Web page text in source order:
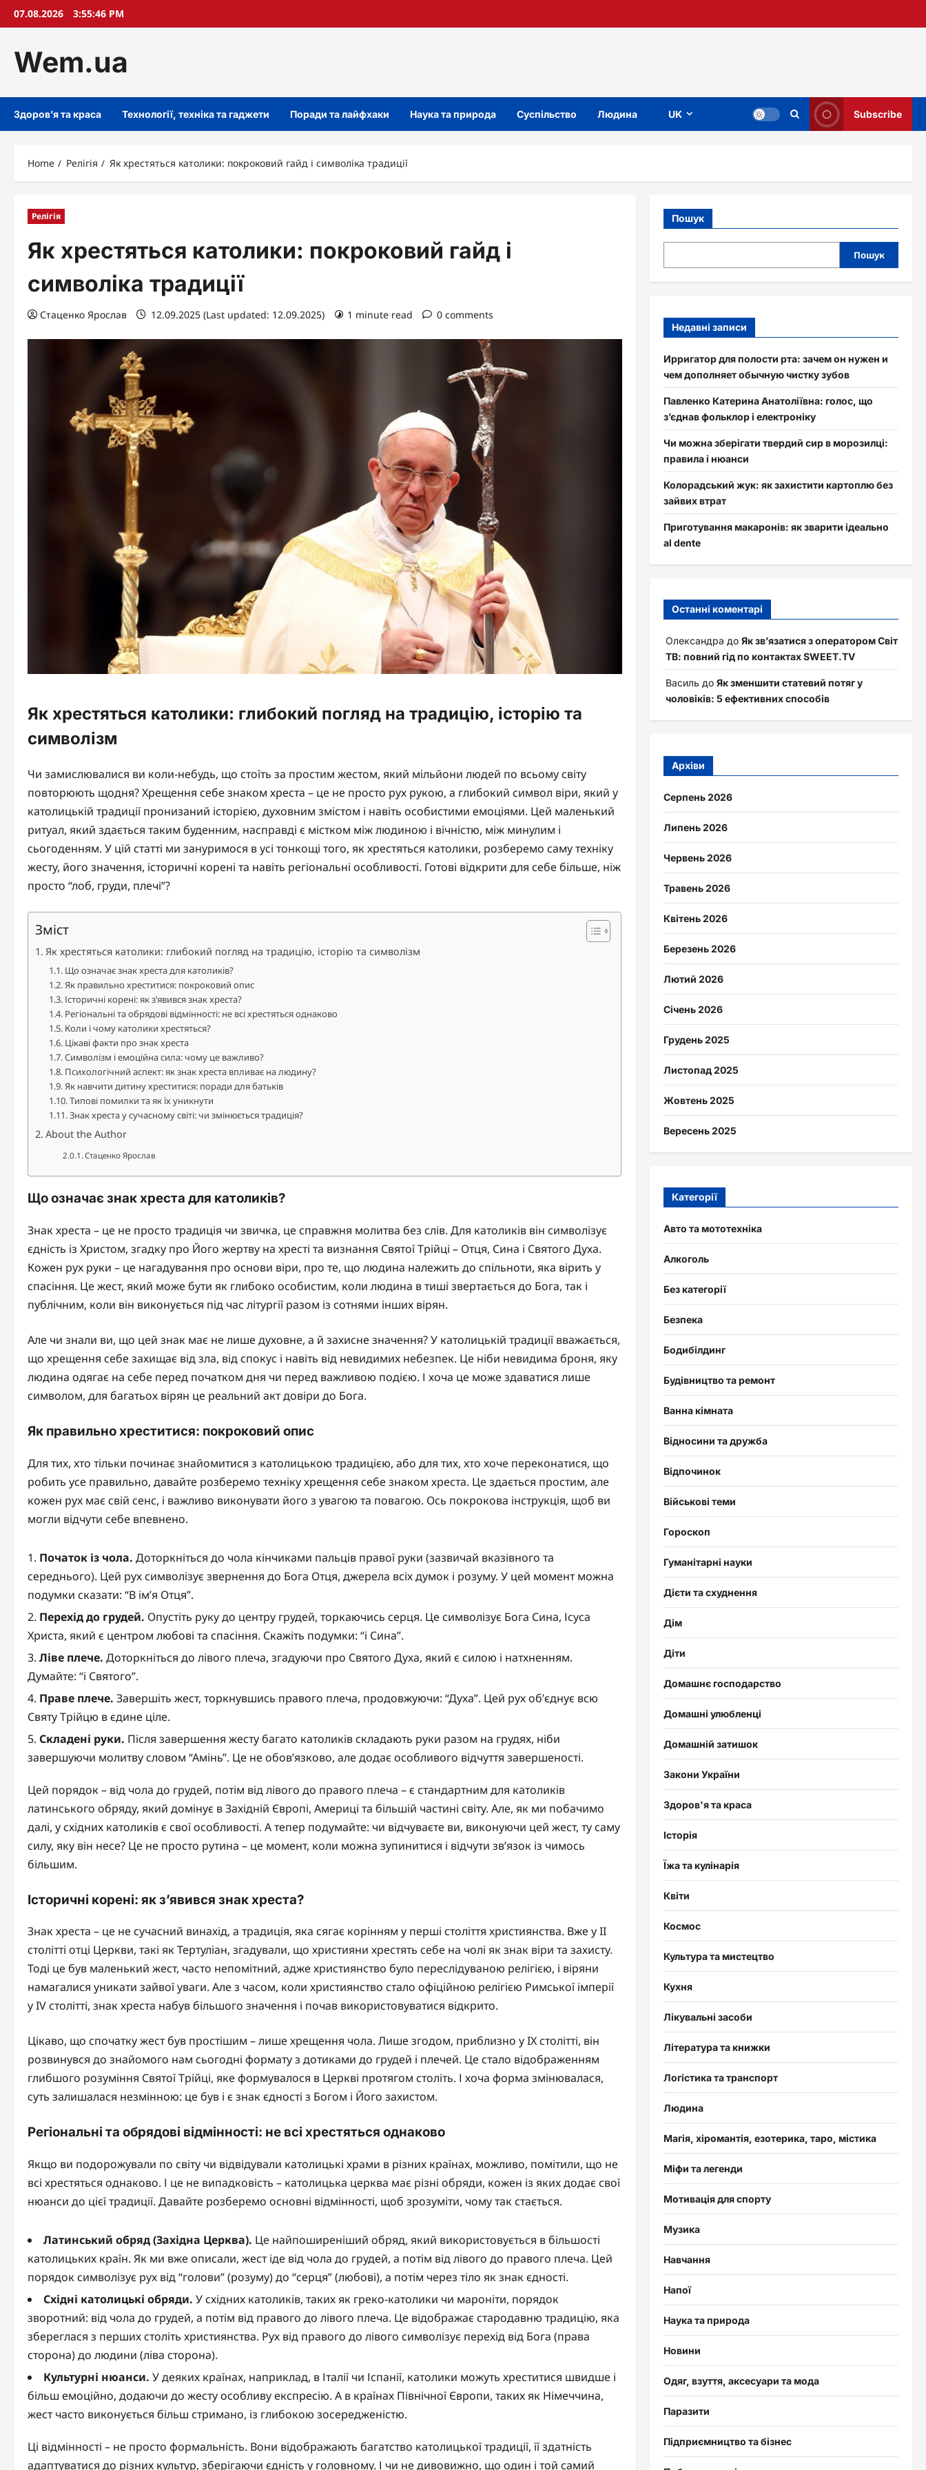
Skip07.08.2026 3:55:47 PM
Wem.ua
Здоров’я та краса Технології, техніка та гаджети Поради та лайфхаки Наука та природа Суспільство Людина UK Subscribe
Home Релігія Як хрестяться католики: покроковий гайд і символіка традиції
Релігія
Як хрестяться католики: покроковий гайд і
символіка традиції
Стаценко Ярослав 12.09.2025 (Last updated: 12.09.2025) 1 minute read 0 comments
Як хрестяться католики: глибокий погляд на традицію, історію та
символізм
Чи замислювалися ви коли-небудь, що стоїть за простим жестом, який мільйони людей по всьому світу
повторюють щодня? Хрещення себе знаком хреста – це не просто рух рукою, а глибокий символ віри, який у
католицькій традиції пронизаний історією, духовним змістом і навіть особистими емоціями. Цей маленький
ритуал, який здається таким буденним, насправді є містком між людиною і вічністю, між минулим і
сьогоденням. У цій статті ми зануримося в усі тонкощі того, як хрестяться католики, розберемо саму техніку
жесту, його значення, історичні корені та навіть регіональні особливості. Готові відкрити для себе більше, ніж
просто “лоб, груди, плечі”?
Зміст
Як хрестяться католики: глибокий погляд на традицію, історію та символізм
Що означає знак хреста для католиків?
Як правильно хреститися: покроковий опис
Історичні корені: як з’явився знак хреста?
Регіональні та обрядові відмінності: не всі хрестяться однаково
Коли і чому католики хрестяться?
Цікаві факти про знак хреста
Символізм і емоційна сила: чому це важливо?
Психологічний аспект: як знак хреста впливає на людину?
Як навчити дитину хреститися: поради для батьків
Типові помилки та як їх уникнути
Знак хреста у сучасному світі: чи змінюється традиція?
About the Author
Стаценко Ярослав
Що означає знак хреста для католиків?
Знак хреста – це не просто традиція чи звичка, це справжня молитва без слів. Для католиків він символізує
єдність із Христом, згадку про Його жертву на хресті та визнання Святої Трійці – Отця, Сина і Святого Духа.
Кожен рух руки – це нагадування про основи віри, про те, що людина належить до спільноти, яка вірить у
спасіння. Це жест, який може бути як глибоко особистим, коли людина в тиші звертається до Бога, так і
публічним, коли він виконується під час літургії разом із сотнями інших вірян.
Але чи знали ви, що цей знак має не лише духовне, а й захисне значення? У католицькій традиції вважається,
що хрещення себе захищає від зла, від спокус і навіть від невидимих небезпек. Це ніби невидима броня, яку
людина одягає на себе перед початком дня чи перед важливою подією. І хоча це може здаватися лише
символом, для багатьох вірян це реальний акт довіри до Бога.
Як правильно хреститися: покроковий опис
Для тих, хто тільки починає знайомитися з католицькою традицією, або для тих, хто хоче переконатися, що
робить усе правильно, давайте розберемо техніку хрещення себе знаком хреста. Це здається простим, але
кожен рух має свій сенс, і важливо виконувати його з увагою та повагою. Ось покрокова інструкція, щоб ви
могли відчути себе впевнено.
Початок із чола. Доторкніться до чола кінчиками пальців правої руки (зазвичай вказівного та
середнього). Цей рух символізує звернення до Бога Отця, джерела всіх думок і розуму. У цей момент можна
подумки сказати: “В ім’я Отця”.
Перехід до грудей. Опустіть руку до центру грудей, торкаючись серця. Це символізує Бога Сина, Ісуса
Христа, який є центром любові та спасіння. Скажіть подумки: “і Сина”.
Ліве плече. Доторкніться до лівого плеча, згадуючи про Святого Духа, який є силою і натхненням.
Думайте: “і Святого”.
Праве плече. Завершіть жест, торкнувшись правого плеча, продовжуючи: “Духа”. Цей рух об’єднує всю
Святу Трійцю в єдине ціле.
Складені руки. Після завершення жесту багато католиків складають руки разом на грудях, ніби
завершуючи молитву словом “Амінь”. Це не обов’язково, але додає особливого відчуття завершеності.
Цей порядок – від чола до грудей, потім від лівого до правого плеча – є стандартним для католиків
латинського обряду, який домінує в Західній Європі, Америці та більшій частині світу. Але, як ми побачимо
далі, у східних католиків є свої особливості. А тепер подумайте: чи відчуваєте ви, виконуючи цей жест, ту саму
силу, яку він несе? Це не просто рутина – це момент, коли можна зупинитися і відчути зв’язок із чимось
більшим.
Історичні корені: як з’явився знак хреста?
Знак хреста – це не сучасний винахід, а традиція, яка сягає корінням у перші століття християнства. Вже у II
столітті отці Церкви, такі як Тертуліан, згадували, що християни хрестять себе на чолі як знак віри та захисту.
Тоді це був маленький жест, часто непомітний, адже християнство було переслідуваною релігією, і віряни
намагалися уникати зайвої уваги. Але з часом, коли християнство стало офіційною релігією Римської імперії
у IV столітті, знак хреста набув більшого значення і почав використовуватися відкрито.
Цікаво, що спочатку жест був простішим – лише хрещення чола. Лише згодом, приблизно у IX столітті, він
розвинувся до знайомого нам сьогодні формату з дотиками до грудей і плечей. Це стало відображенням
глибшого розуміння Святої Трійці, яке формувалося в Церкві протягом століть. І хоча форма змінювалася,
суть залишалася незмінною: це був і є знак єдності з Богом і Його захистом.
Регіональні та обрядові відмінності: не всі хрестяться однаково
Якщо ви подорожували по світу чи відвідували католицькі храми в різних країнах, можливо, помітили, що не
всі хрестяться однаково. І це не випадковість – католицька церква має різні обряди, кожен із яких додає свої
нюанси до цієї традиції. Давайте розберемо основні відмінності, щоб зрозуміти, чому так стається.
Латинський обряд (Західна Церква). Це найпоширеніший обряд, який використовується в більшості
католицьких країн. Як ми вже описали, жест іде від чола до грудей, а потім від лівого до правого плеча. Цей
порядок символізує рух від “голови” (розуму) до “серця” (любові), а потім через тіло як знак єдності.
Східні католицькі обряди. У східних католиків, таких як греко-католики чи мароніти, порядок
зворотний: від чола до грудей, а потім від правого до лівого плеча. Це відображає стародавню традицію, яка
збереглася з перших століть християнства. Рух від правого до лівого символізує перехід від Бога (права
сторона) до людини (ліва сторона).
Культурні нюанси. У деяких країнах, наприклад, в Італії чи Іспанії, католики можуть хреститися швидше і
більш емоційно, додаючи до жесту особливу експресію. А в країнах Північної Європи, таких як Німеччина,
жест часто виконується більш стримано, із глибокою зосередженістю.
Ці відмінності – не просто формальність. Вони відображають багатство католицької традиції, її здатність
адаптуватися до різних культур, зберігаючи єдність у головному. І чи не дивовижно, що один і той самий
Пошук
Пошук
Недавні записи
Ирригатор для полости рта: зачем он нужен и
чем дополняет обычную чистку зубов
Павленко Катерина Анатоліївна: голос, що
з’єднав фольклор і електроніку
Чи можна зберігати твердий сир в морозилці:
правила і нюанси
Колорадський жук: як захистити картоплю без
зайвих втрат
Приготування макаронів: як зварити ідеально
al dente
Останні коментарі
Олександра до Як зв’язатися з оператором Світ
ТВ: повний гід по контактах SWEET.TV
Василь до Як зменшити статевий потяг у
чоловіків: 5 ефективних способів
Архіви
Серпень 2026
Липень 2026
Червень 2026
Травень 2026
Квітень 2026
Березень 2026
Лютий 2026
Січень 2026
Грудень 2025
Листопад 2025
Жовтень 2025
Вересень 2025
Категорії
Авто та мототехніка
Алкоголь
Без категорії
Безпека
Бодибілдинг
Будівництво та ремонт
Ванна кімната
Відносини та дружба
Відпочинок
Військові теми
Гороскоп
Гуманітарні науки
Дієти та схуднення
Дім
Діти
Домашнє господарство
Домашні улюбленці
Домашній затишок
Закони України
Здоров'я та краса
Історія
Їжа та кулінарія
Квіти
Космос
Культура та мистецтво
Кухня
Лікувальні засоби
Література та книжки
Логістика та транспорт
Людина
Магія, хіромантія, езотерика, таро, містика
Міфи та легенди
Мотивація для спорту
Музика
Навчання
Напої
Наука та природа
Новини
Одяг, взуття, аксесуари та мода
Паразити
Підприємництво та бізнес